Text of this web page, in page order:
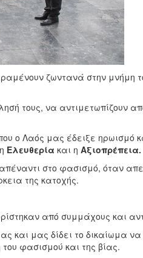
ζωντανά στην μνήμη
τους, να αντιμετωπίζουν
ο Λαός μας έδειξε ηρωισμό
Ελευθερία και η Αξιοπρέπεια.
στο φασισμό, όταν
της κατοχής.
από συμμάχους και
και μας δίδει το δικαίωμα
φασισμού και της βίας.